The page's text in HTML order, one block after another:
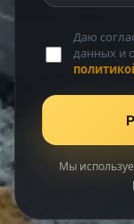
Даю
данных и
Мы